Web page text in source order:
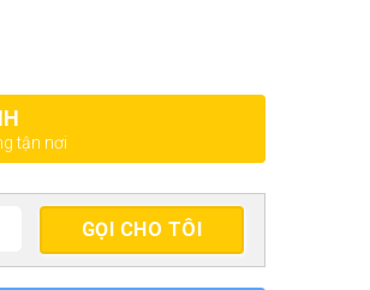
tận nơi